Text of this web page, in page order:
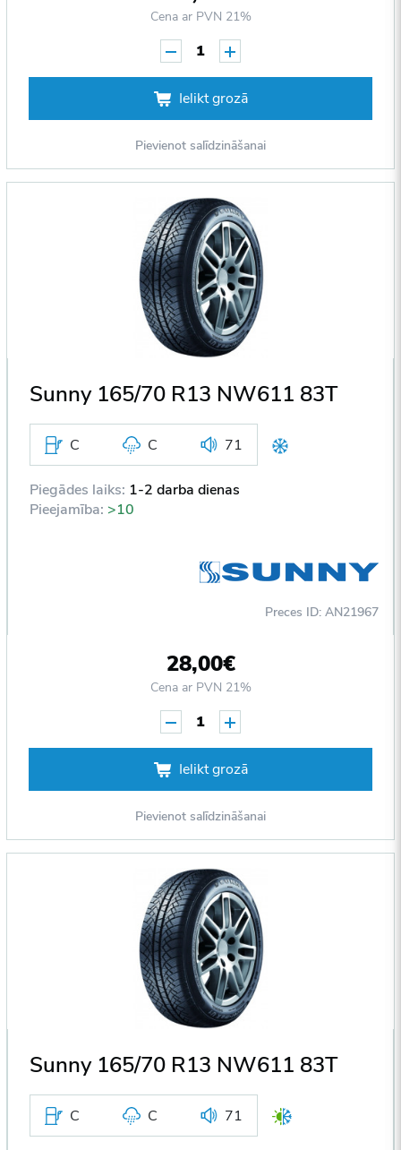
Cena ar PVN 21%
1
Ielikt grozā
Pievienot salīdzināšanai
Sunny 165/70 R13 NW611 83T
C C 71
Piegādes laiks: 1-2 darba dienas
Pieejamība: >10
Preces ID: AN21967
28,00€
Cena ar PVN 21%
1
Ielikt grozā
Pievienot salīdzināšanai
Sunny 165/70 R13 NW611 83T
C C 71